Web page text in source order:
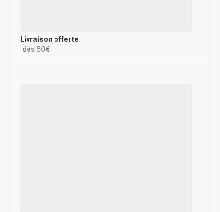
Livraison offerte
dès 50€